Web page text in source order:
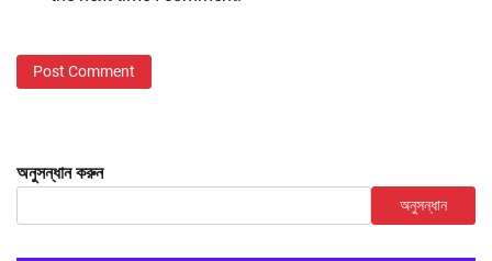
অনুসন্ধান করুন
অনুসন্ধান